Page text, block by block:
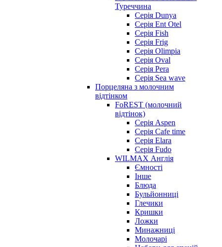
Туреччина
Серія Dunya
Серія Ent Otel
Серія Fish
Серія Frig
Серія Olimpia
Серія Oval
Серія Pera
Серія Sea wave
Порцеляна з молочним
відтінком
FoREST (молочний
відтінок)
Серія Aspen
Серія Cafe time
Серія Elara
Серія Fudo
WILMAX Англія
Ємності
Інше
Блюда
Бульйонниці
Глечики
Кришки
Ложки
Минажниці
Молочарі